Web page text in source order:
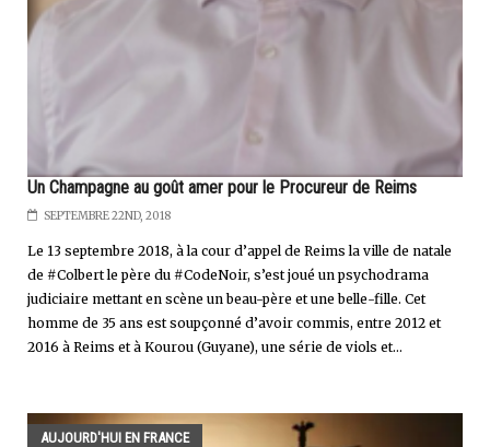
Un Champagne au goût amer pour le Procureur de Reims
SEPTEMBRE 22ND, 2018
Le 13 septembre 2018, à la cour d’appel de Reims la ville de natale
de #Colbert le père du #CodeNoir, s’est joué un psychodrama
judiciaire mettant en scène un beau-père et une belle-fille. Cet
homme de 35 ans est soupçonné d’avoir commis, entre 2012 et
2016 à Reims et à Kourou (Guyane), une série de viols et...
AUJOURD'HUI EN FRANCE